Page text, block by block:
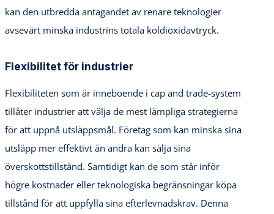
kan den utbredda antagandet av renare teknologier
avsevärt minska industrins totala koldioxidavtryck.
Flexibilitet för industrier
Flexibiliteten som är inneboende i cap and trade-system
tillåter industrier att välja de mest lämpliga strategierna
för att uppnå utsläppsmål. Företag som kan minska sina
utsläpp mer effektivt än andra kan sälja sina
överskottstillstånd. Samtidigt kan de som står inför
högre kostnader eller teknologiska begränsningar köpa
tillstånd för att uppfylla sina efterlevnadskrav. Denna